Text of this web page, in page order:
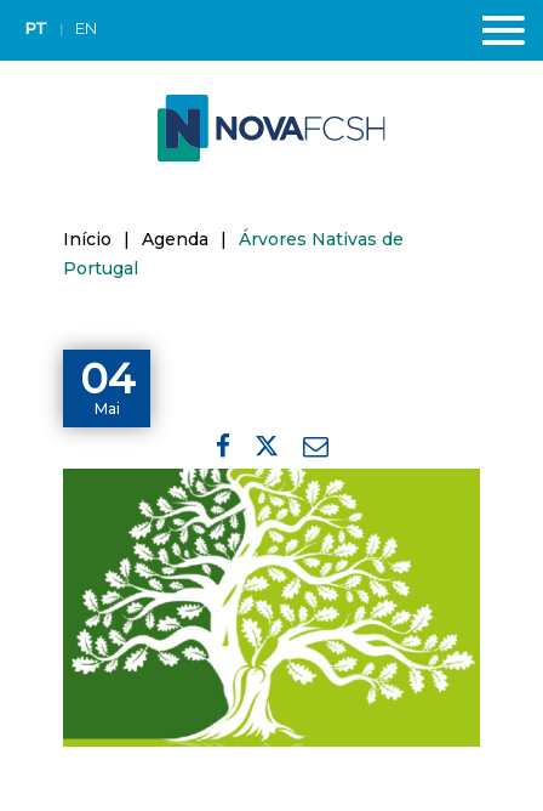
PT EN
Início | Agenda |
Árvores Nativas de
Portugal
04
Mai